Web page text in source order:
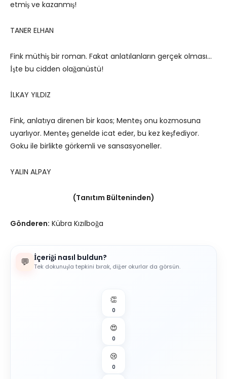
etmiş ve kazanmış!
TANER ELHAN
Fink müthiş bir roman. Fakat anlatılanların gerçek olması…
İşte bu cidden olağanüstü!
İLKAY YILDIZ
Fink, anlatıya direnen bir kaos; Menteş onu kozmosuna
uyarlıyor. Menteş genelde icat eder, bu kez keşfediyor.
Goku ile birlikte görkemli ve sansasyoneller.
YALIN ALPAY
(Tanıtım Bülteninden)
Gönderen: Kübra Kızılboğa
💬 İçeriği nasıl buldun?
Tek dokunuşla tepkini bırak, diğer okurlar da görsün.
👏
0
😍
0
😢
0